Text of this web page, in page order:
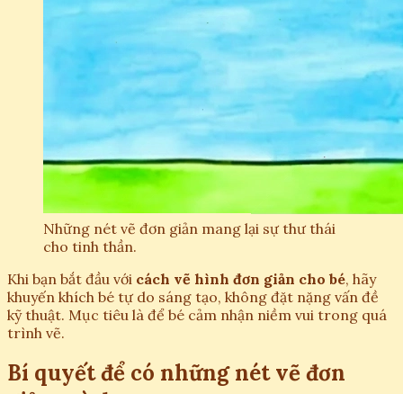
Những nét vẽ đơn giản mang lại sự thư thái
cho tinh thần.
Khi bạn bắt đầu với cách vẽ hình đơn giản cho bé, hãy
khuyến khích bé tự do sáng tạo, không đặt nặng vấn đề
kỹ thuật. Mục tiêu là để bé cảm nhận niềm vui trong quá
trình vẽ.
Bí quyết để có những nét vẽ đơn